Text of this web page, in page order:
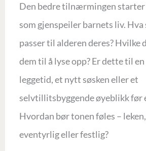
Den bedre tilnærmingen starter
som gjenspeiler barnets liv.
passer til alderen deres? Hvilke
dem til å lyse opp? Er dette til
leggetid, et nytt søsken eller et
selvtillitsbyggende øyeblikk før
Hvordan bør tonen føles –
eventyrlig eller festlig?